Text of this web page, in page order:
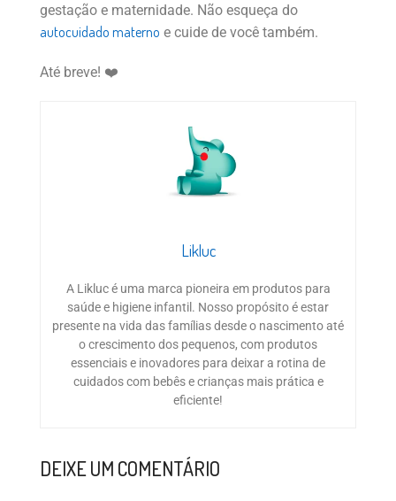
gestação e maternidade. Não esqueça do
autocuidado materno e cuide de você também.
Até breve! ❤️
Likluc
A Likluc é uma marca pioneira em produtos para
saúde e higiene infantil. Nosso propósito é estar
presente na vida das famílias desde o nascimento até
o crescimento dos pequenos, com produtos
essenciais e inovadores para deixar a rotina de
cuidados com bebês e crianças mais prática e
eficiente!
DEIXE UM COMENTÁRIO